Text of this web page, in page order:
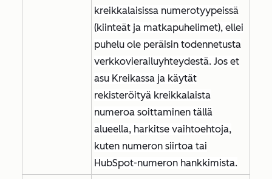
kreikkalaisissa numerotyypeissä
(kiinteät ja matkapuhelimet), ellei
puhelu ole peräisin todennetusta
verkkovierailuyhteydestä. Jos et
asu Kreikassa ja käytät
rekisteröityä kreikkalaista
numeroa soittaminen tällä
alueella, harkitse vaihtoehtoja,
kuten numeron siirtoa tai
HubSpot-numeron hankkimista.